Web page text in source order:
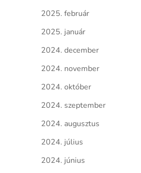
2025. február
2025. január
2024. december
2024. november
2024. október
2024. szeptember
2024. augusztus
2024. július
2024. június